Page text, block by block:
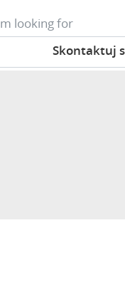
Skontaktuj